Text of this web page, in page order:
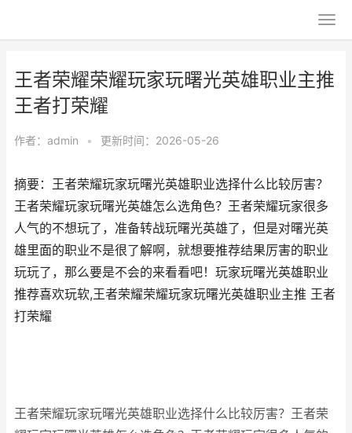
王者荣耀荣耀玩家玩曙光英雄职业主推
王者打荣耀
作者： admin • 更新时间：2026-05-26
摘要：王者荣耀玩家玩曙光英雄职业选择什么比较厉害？
王者荣耀玩家玩曙光英雄怎么选角色？王者荣耀玩家很多
人气的不想玩了，准备转战玩曙光英雄了，但是对曙光英
雄里面的职业不是很了解啊，就想要推荐结果厉害的职业
玩玩了，那么要是不会的来看看吧！玩家玩曙光英雄职业
推荐喜欢玩软,王者荣耀荣耀玩家玩曙光英雄职业主推 王者
打荣耀
王者荣耀玩家玩曙光英雄职业选择什么比较厉害？王者荣